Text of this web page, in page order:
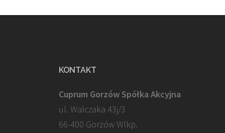
KONTAKT
Cuprum Gorzów Spółka Akcyjna
ul. Walczaka 43j/3
66-400 Gorzów Wlkp.